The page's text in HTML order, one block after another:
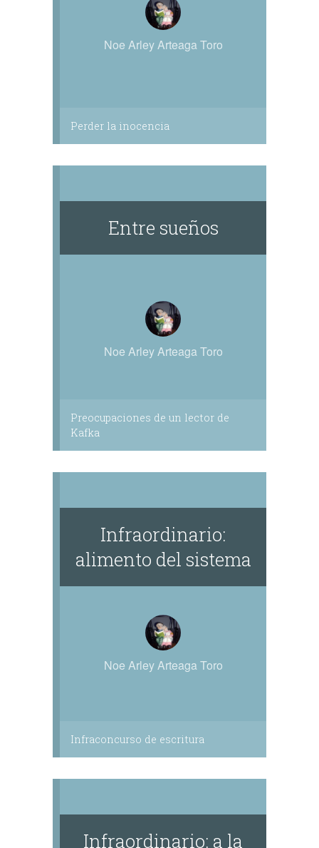
Noe Arley Arteaga Toro
Perder la inocencia
Entre sueños
Noe Arley Arteaga Toro
Preocupaciones de un lector de
Kafka
Infraordinario:
alimento del sistema
Noe Arley Arteaga Toro
Infraconcurso de escritura
Infraordinario: a la